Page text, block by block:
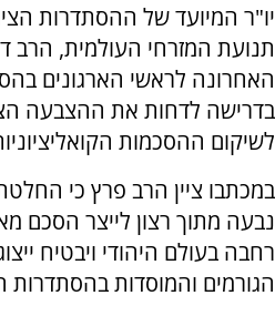
יו"ר המיועד של ההסתדרות
תנועת המזרחי העולמית, הרב
האחרונה לראשי הארגונים
בדרישה לדחות את ההצבעה
לשיקום ההסכמות
במכתבו ציין הרב פרץ כי
נבעה מתוך רצון לייצר הסכם
רחבה בעולם היהודי ויבטיח
הגורמים והמוסדות בהסתדרות